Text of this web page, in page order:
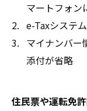
マートフォン
e-Taxシステ
マイナンバー
添付が省略
住民票や運転免